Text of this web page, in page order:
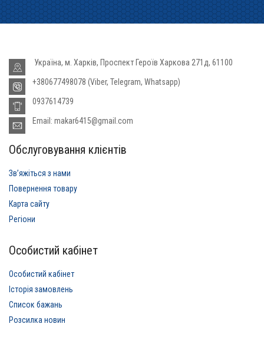
Україна, м. Харків, Проспект Героїв Харкова 271д, 61100
+380677498078 (Viber, Telegram, Whatsapp)
0937614739
Email: makar6415@gmail.com
Обслуговування клієнтів
Звʼяжіться з нами
Повернення товару
Карта сайту
Регіони
Особистий кабінет
Особистий кабінет
Історія замовлень
Список бажань
Розсилка новин